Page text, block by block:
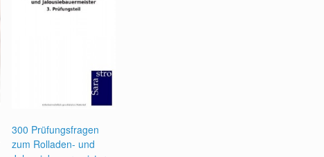
300 Prüfungsfragen
zum Rolladen- und